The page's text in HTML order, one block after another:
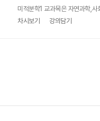
미적분학1 교과목은 자연과학,
차시보기
강의담기